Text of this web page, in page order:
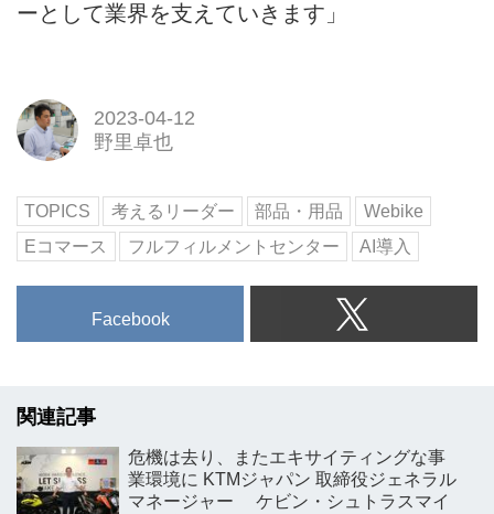
ーとして業界を支えていきます」
2023-04-12
野里卓也
TOPICS 考えるリーダー 部品・用品
Webike
Eコマース
フルフィルメントセンター AI導入
Facebook
関連記事
危機は去り、またエキサイティングな事
業環境に KTMジャパン 取締役ジェネラル
マネージャー ケビン・シュトラスマイ